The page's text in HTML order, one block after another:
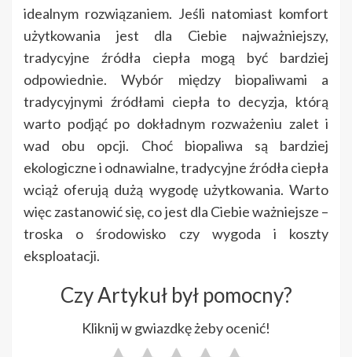
idealnym rozwiązaniem. Jeśli natomiast komfort
użytkowania jest dla Ciebie najważniejszy,
tradycyjne źródła ciepła mogą być bardziej
odpowiednie. Wybór między biopaliwami a
tradycyjnymi źródłami ciepła to decyzja, którą
warto podjąć po dokładnym rozważeniu zalet i
wad obu opcji. Choć biopaliwa są bardziej
ekologiczne i odnawialne, tradycyjne źródła ciepła
wciąż oferują dużą wygodę użytkowania. Warto
więc zastanowić się, co jest dla Ciebie ważniejsze –
troska o środowisko czy wygoda i koszty
eksploatacji.
Czy Artykuł był pomocny?
Kliknij w gwiazdkę żeby ocenić!